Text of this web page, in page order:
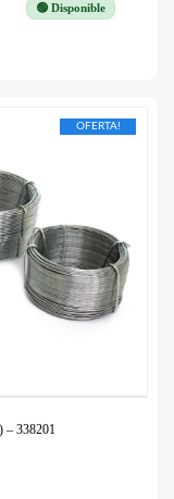
🟢 Disponible
OFERTA!
338201